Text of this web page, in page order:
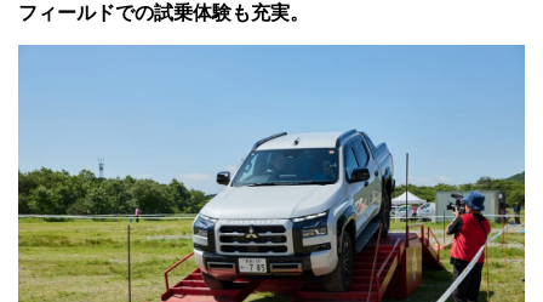
フィールドでの試乗体験も充実。